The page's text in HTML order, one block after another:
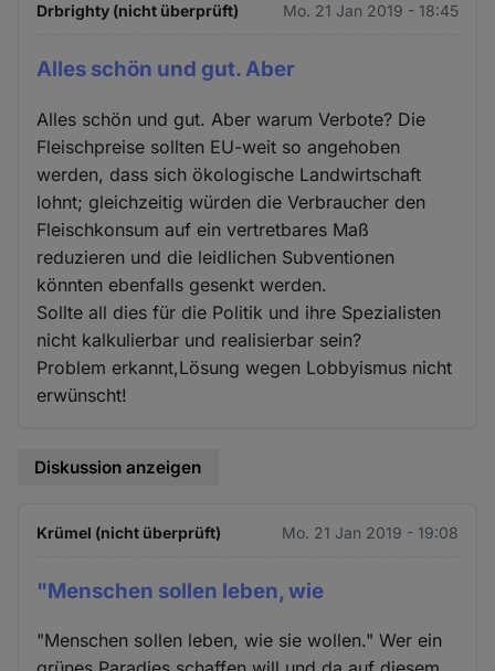
Drbrighty (nicht überprüft) Mo. 21 Jan 2019 - 18:45
Alles schön und gut. Aber
Alles schön und gut. Aber warum Verbote? Die
Fleischpreise sollten EU-weit so angehoben
werden, dass sich ökologische Landwirtschaft
lohnt; gleichzeitig würden die Verbraucher den
Fleischkonsum auf ein vertretbares Maß
reduzieren und die leidlichen Subventionen
könnten ebenfalls gesenkt werden.
Sollte all dies für die Politik und ihre Spezialisten
nicht kalkulierbar und realisierbar sein?
Problem erkannt,Lösung wegen Lobbyismus nicht
erwünscht!
Diskussion anzeigen
Krümel (nicht überprüft) Mo. 21 Jan 2019 - 19:08
"Menschen sollen leben, wie
"Menschen sollen leben, wie sie wollen." Wer ein